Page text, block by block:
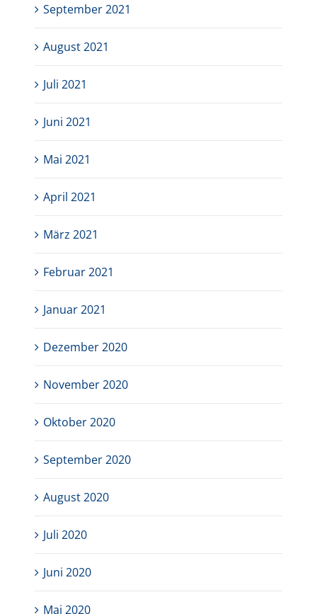
September 2021
August 2021
Juli 2021
Juni 2021
Mai 2021
April 2021
März 2021
Februar 2021
Januar 2021
Dezember 2020
November 2020
Oktober 2020
September 2020
August 2020
Juli 2020
Juni 2020
Mai 2020